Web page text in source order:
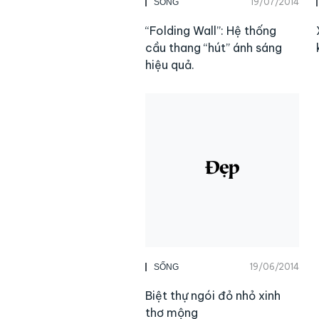
“Folding Wall”: Hệ thống
cầu thang “hút” ánh sáng
hiệu quả.
SỐNG 19/06/2014
Biệt thự ngói đỏ nhỏ xinh
thơ mộng